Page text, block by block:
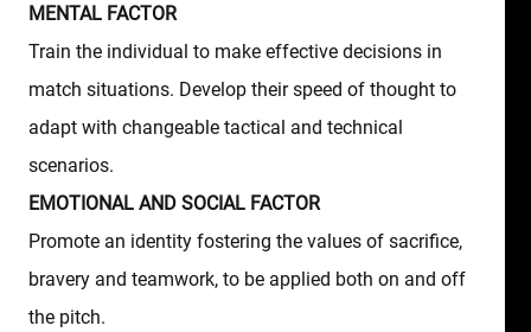
MENTAL FACTOR
Train the individual to make effective decisions in
match situations. Develop their speed of thought to
adapt with changeable tactical and technical
scenarios.
EMOTIONAL AND SOCIAL FACTOR
Promote an identity fostering the values of sacrifice,
bravery and teamwork, to be applied both on and off
the pitch.